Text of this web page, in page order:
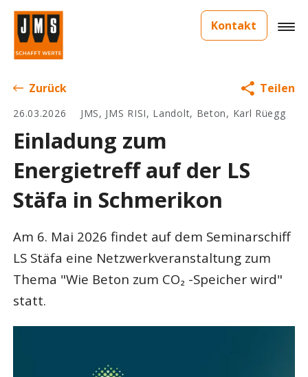
Kontakt
Zurück
26.03.2026 JMS, JMS RISI, Landolt, Beton, Karl Rüegg
Teilen
Einladung zum
Energietreff auf der LS
Stäfa in Schmerikon
Am 6. Mai 2026 findet auf dem Seminarschiff
LS Stäfa eine Netzwerkveranstaltung zum
Thema "Wie Beton zum CO₂ -Speicher wird"
statt.